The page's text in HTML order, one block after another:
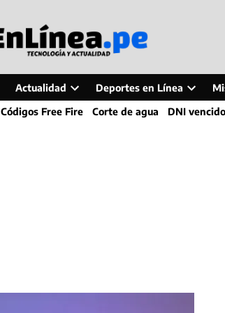
Actualidad
Open
dropdown
Deportes en Línea
Open
dropdown
Códigos Free Fire Corte de agua DNI vencido